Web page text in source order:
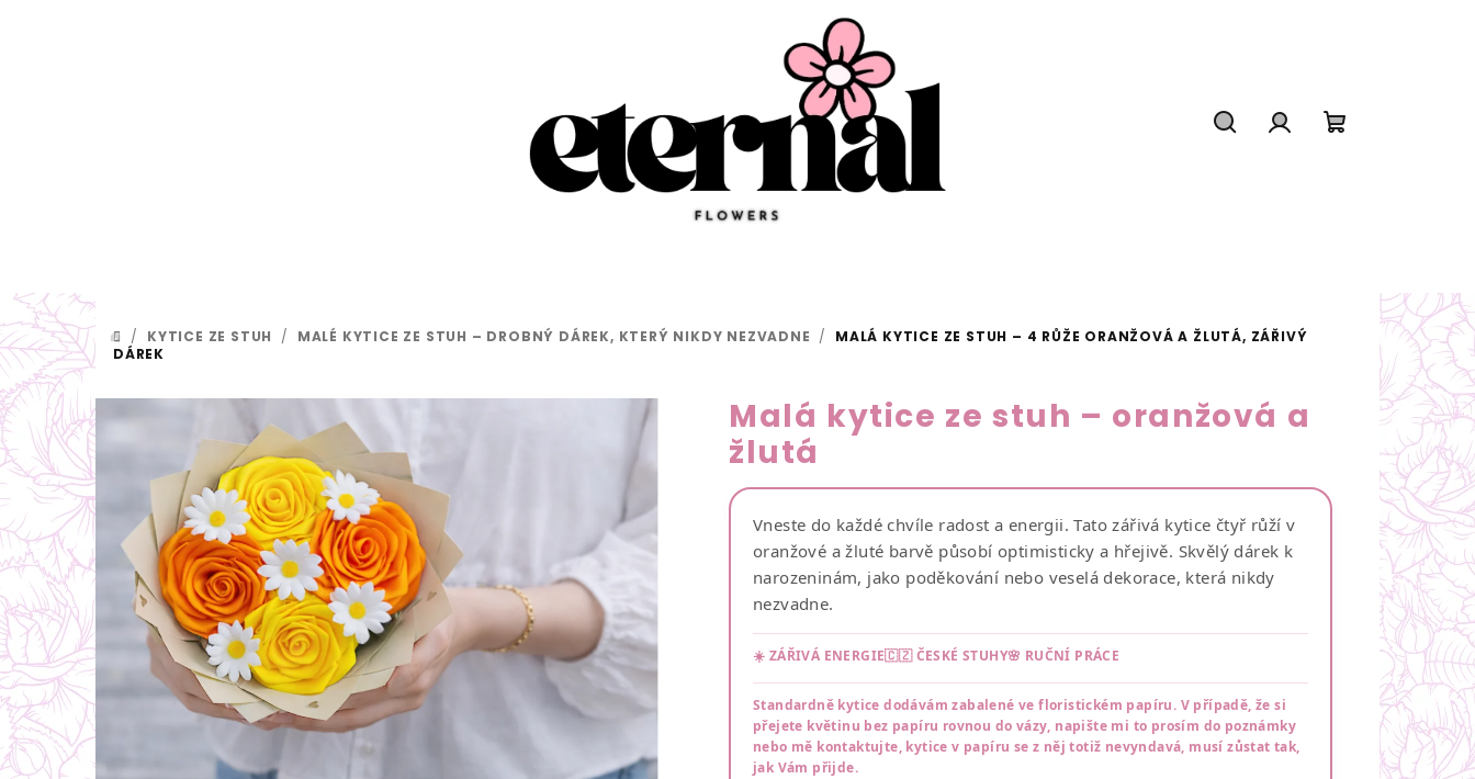
DOMŮ
/ KYTICE ZE STUH / MALÉ KYTICE ZE STUH – DROBNÝ DÁREK, KTERÝ NIKDY NEZVADNE /
MALÁ KYTICE ZE STUH – 4 RŮŽE ORANŽOVÁ A ŽLUTÁ, ZÁŘIVÝ
DÁREK
Malá kytice ze stuh – oranžová a
žlutá
Vneste do každé chvíle radost a energii. Tato zářivá kytice čtyř růží v
oranžové a žluté barvě působí optimisticky a hřejivě. Skvělý dárek k
narozeninám, jako poděkování nebo veselá dekorace, která nikdy
nezvadne.
☀️ ZÁŘIVÁ ENERGIE🇨🇿 ČESKÉ STUHY🌸 RUČNÍ PRÁCE
Standardně kytice dodávám zabalené ve floristickém papíru. V případě, že si
přejete květinu bez papíru rovnou do vázy, napište mi to prosím do poznámky
nebo mě kontaktujte, kytice v papíru se z něj totiž nevyndavá, musí zůstat tak,
jak Vám přijde.